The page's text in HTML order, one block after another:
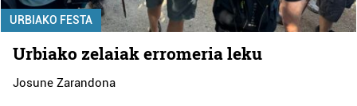
URBIAKO FESTA
Urbiako zelaiak erromeria leku
Josune Zarandona